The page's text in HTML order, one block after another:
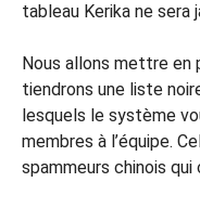
tableau Kerika ne sera
Nous allons mettre en
tiendrons une liste
lesquels le système
membres à l’équipe.
spammeurs chinois qui